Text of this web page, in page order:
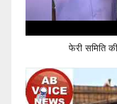
फेरी समिति